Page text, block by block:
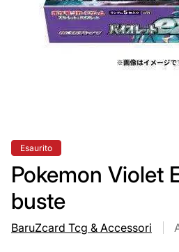
Etichetta
del
prodotto:
Esaurito
Pokemon Violet
buste
BaruZcard Tcg & Accessori